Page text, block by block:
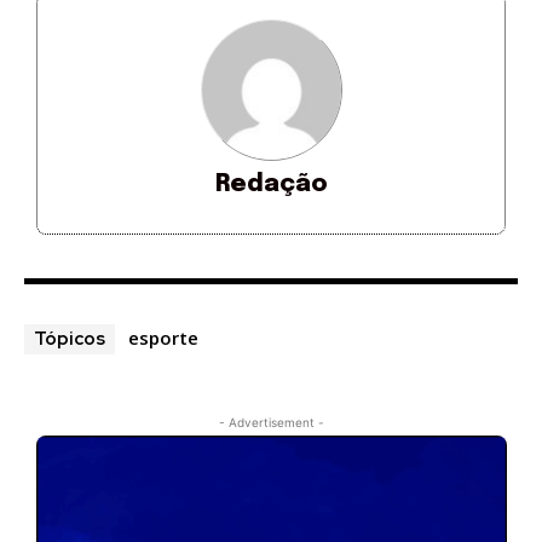
Redação
Tópicos esporte
- Advertisement -